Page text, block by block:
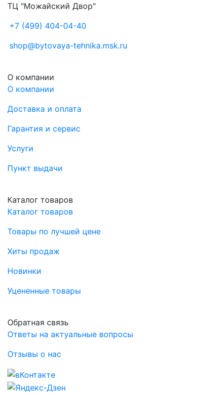
ТЦ "Можайский Двор"
+7 (499) 404-04-40
shop@bytovaya-tehnika.msk.ru
О компании
О компании
Доставка и оплата
Гарантия и сервис
Услуги
Пункт выдачи
Каталог товаров
Каталог товаров
Товары по лучшей цене
Хиты продаж
Новинки
Уцененные товары
Обратная связь
Ответы на актуальные вопросы
Отзывы о нас